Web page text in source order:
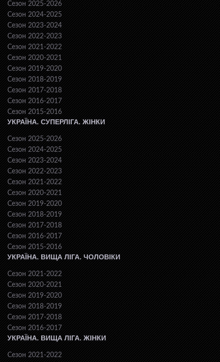
Сезон 2025-2026
Сезон 2024-2025
Сезон 2023-2024
Сезон 2022-2023
Сезон 2021-2022
Сезон 2020-2021
Сезон 2019-2020
Сезон 2018-2019
Сезон 2017-2018
Сезон 2016-2017
Сезон 2015-2016
УКРАЇНА. СУПЕРЛІГА. ЖІНКИ
Сезон 2025-2026
Сезон 2024-2025
Сезон 2023-2024
Сезон 2022-2023
Сезон 2021-2022
Сезон 2020-2021
Сезон 2019-2020
Сезон 2018-2019
Сезон 2017-2018
Сезон 2016-2017
Сезон 2015-2016
УКРАЇНА. ВИЩА ЛІГА. ЧОЛОВІКИ
Сезон 2021-2022
Сезон 2020-2021
Сезон 2019-2020
Сезон 2018-2019
Сезон 2017-2018
Сезон 2016-2017
УКРАЇНА. ВИЩА ЛІГА. ЖІНКИ
Сезон 2021-2022